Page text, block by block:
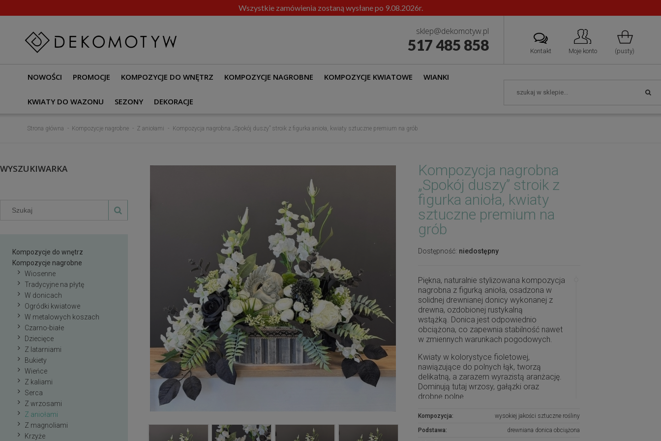
Wszystkie zamówienia zostaną wysłane po 9.08.2026r.
Kontakt Moje konto (pusty)
sklep@dekomotyw.pl
517 485 858
NOWOŚCI PROMOCJE KOMPOZYCJE DO WNĘTRZ KOMPOZYCJE NAGROBNE KOMPOZYCJE KWIATOWE WIANKI
KWIATY DO WAZONU SEZONY DEKORACJE
Strona główna Kompozycje nagrobne Z aniołami Kompozycja nagrobna „Spokój duszy” stroik z figurka anioła, kwiaty sztuczne premium na grób
WYSZUKIWARKA
Kompozycje do wnętrz
Kompozycje nagrobne
Wiosenne
Tradycyjne na płytę
W donicach
Ogródki kwiatowe
W metalowych koszach
Czarno-białe
Dziecięce
Z latarniami
Bukiety
Wieńce
Z kaliami
Serca
Z wrzosami
Z aniołami
Z magnoliami
Krzyże
Kompozycja nagrobna
„Spokój duszy” stroik z
figurka anioła, kwiaty
sztuczne premium na
grób
Dostępność: niedostępny
Piękna, naturalnie stylizowana kompozycja
nagrobna z figurką anioła, osadzona w
solidnej drewnianej donicy wykonanej z
drewna, ozdobionej rustykalną
wstążką. Donica jest odpowiednio
obciążona, co zapewnia stabilność nawet
w zmiennych warunkach pogodowych.
Kwiaty w kolorystyce fioletowej,
nawiązujące do polnych łąk, tworzą
delikatną, a zarazem wyrazistą aranżację.
Dominują tutaj wrzosy, gałązki oraz
drobne polne
Całość jest dość duża, co sprawia, że
eleganckim akcentem na grobie, jednak jej
Kompozycja: wysokiej jakości sztuczne rośliny
Podstawa: drewniana donica obciążona